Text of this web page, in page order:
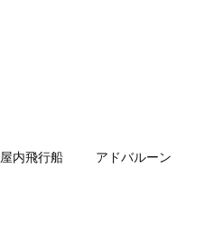
屋内飛行船 アドバルーン